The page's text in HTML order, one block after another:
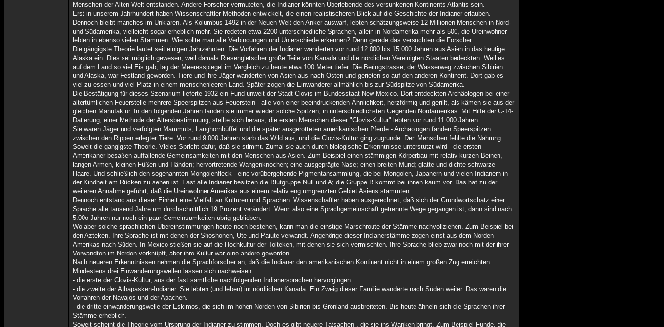
Menschen der Alten Welt entstanden. Andere Forscher vermuteten, die Indianer könnten Überlebende des versunkenen Kontinents Atlantis sein.
Erst in unserem Jahrhundert haben Wissenschaftler Methoden entwickelt, die einen realistischeren Blick auf die Geschichte der Indianer erlauben.
Dennoch bleibt manches im Unklaren. Als Kolumbus 1492 in der Neuen Welt den Anker auswarf, lebten schätzungsweise 12 Millionen Menschen in Nord-
und Südamerika, vielleicht sogar erheblich mehr. Sie redeten etwa 2200 unterschiedliche Sprachen, allein in Nordamerika mehr als 500, die Ureinwohner
lebten in ebenso vielen Stämmen. Wie sollte man alle Verbindungen und Unterschiede erkennen? Denn gerade das versuchten die Forscher.
Die gängigste Theorie lautet seit einigen Jahrzehnten: Die Vorfahren der Indianer wanderten vor rund 12.000 bis 15.000 Jahren aus Asien in das heutige
Alaska ein. Dies sei möglich gewesen, weil damals Riesengletscher große Teile von Kanada und die nördlichen Vereinigten Staaten bedeckten. Weil es
auf dem Land so viel Eis gab, lag der Meeresspiegel im Vergleich zu heute etwa 100 Meter tiefer. Die Beringstrasse, der Wasserweg zwischen Sibirien
und Alaska, war Festland geworden. Tiere und ihre Jäger wanderten von Asien aus nach Osten und gerieten so auf den anderen Kontinent. Dort gab es
viel zu essen und viel Platz in einem menschenleeren Land. Später zogen die Einwanderer allmählich bis zur Südspitze von Südamerika.
Die Bestätigung für dieses Szenarium lieferte 1932 ein Fund unweit der Stadt Clovis im Bundesstaat New Mexico. Dort entdeckten Archäologen bei einer
altertümlichen Feuerstelle mehrere Speerspitzen aus Feuerstein - alle von einer beeindruckenden Ähnlichkeit, herzförmig und gerillt, als kämen sie aus der
gleichen Manufaktur. In den folgenden Jahren fanden sie immer wieder solche Spitzen, in unterschiedlichsten Gegenden Nordamerikas. Mit Hilfe der C-14-
Datierung, einer Methode der Altersbestimmung, stellte sich heraus, die ersten Menschen dieser "Clovis-Kultur" lebten vor rund 11.000 Jahren.
Sie waren Jäger und verfolgten Mammuts, Langhornbüffel und die später ausgerotteten amerikanischen Pferde - Archäologen fanden Speerspitzen
zwischen den Rippen erlegter Tiere. Vor rund 9.000 Jahren starb das Wild aus, und die Clovis-Kultur ging zugrunde. Den Menschen fehlte die Nahrung.
Soweit die gängigste Theorie. Vieles Spricht dafür, daß sie stimmt. Zumal sie auch durch biologische Erkenntnisse unterstützt wird - die ersten
Amerikaner besaßen auffallende Gemeinsamkeiten mit den Menschen aus Asien. Zum Beispiel einen stämmigen Körperbau mit relativ kurzen Beinen,
langen Armen, kleinen Füßen und Händen; hervortretende Wangenknochen; eine ausgeprägte Nase; einen breiten Mund; glatte und dichte schwarze
Haare. Und schließlich den sogenannten Mongolenfleck - eine vorübergehende Pigmentansammlung, die bei Mongolen, Japanern und vielen Indianern in
der Kindheit am Rücken zu sehen ist. Fast alle Indianer besitzen die Blutgruppe Null und A; die Gruppe B kommt bei ihnen kaum vor. Das hat zu der
weiteren Annahme geführt, daß die Ureinwohner Amerikas aus einem relativ eng umgrenzten Gebiet Asiens stammten.
Dennoch entstand aus dieser Einheit eine Vielfalt an Kulturen und Sprachen. Wissenschaftler haben ausgerechnet, daß sich der Grundwortschatz einer
Sprache alle tausend Jahre um durchschnittlich 19 Prozent verändert. Wenn also eine Sprachgemeinschaft getrennte Wege gegangen ist, dann sind nach
5.00o Jahren nur noch ein paar Gemeinsamkeiten übrig geblieben.
Wo aber solche sprachlichen Übereinstimmungen heute noch bestehen, kann man die einstige Marschroute der Stämme nachvollziehen. Zum Beispiel bei
den Azteken. Ihre Sprache ist mit denen der Shoshonen, Ute und Paiute verwandt. Angehörige dieser Indianerstämme zogen einst aus dem Norden
Amerikas nach Süden. In Mexico stießen sie auf die Hochkultur der Tolteken, mit denen sie sich vermischten. Ihre Sprache blieb zwar noch mit der ihrer
Verwandten im Norden verknüpft, aber ihre Kultur war eine andere geworden.
Nach neueren Erkenntnissen nehmen die Sprachforscher an, daß die Indianer den amerikanischen Kontinent nicht in einem großen Zug erreichten.
Mindestens drei Einwanderungswellen lassen sich nachweisen:
- die erste der Clovis-Kultur, aus der fast sämtliche nachfolgenden Indianersprachen hervorgingen.
- die zweite der Athapasken-Indianer. Sie lebten (und leben) im nördlichen Kanada. Ein Zweig dieser Familie wanderte nach Süden weiter. Das waren die
Vorfahren der Navajos und der Apachen.
- die dritte einwanderungswelle der Eskimos, die sich im hohen Norden von Sibirien bis Grönland ausbreiteten. Bis heute ähneln sich die Sprachen ihrer
Stämme erheblich.
Soweit scheint die Theorie vom Ursprung der Indianer zu stimmen. Doch es gibt neuere Tatsachen , die sie ins Wanken bringt. Zum Beispiel Funde, die